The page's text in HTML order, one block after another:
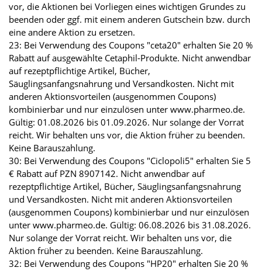
vor, die Aktionen bei Vorliegen eines wichtigen Grundes zu
beenden oder ggf. mit einem anderen Gutschein bzw. durch
eine andere Aktion zu ersetzen.
23: Bei Verwendung des Coupons "ceta20" erhalten Sie 20 %
Rabatt auf ausgewählte Cetaphil-Produkte. Nicht anwendbar
auf rezeptpflichtige Artikel, Bücher,
Säuglingsanfangsnahrung und Versandkosten. Nicht mit
anderen Aktionsvorteilen (ausgenommen Coupons)
kombinierbar und nur einzulösen unter www.pharmeo.de.
Gültig: 01.08.2026 bis 01.09.2026. Nur solange der Vorrat
reicht. Wir behalten uns vor, die Aktion früher zu beenden.
Keine Barauszahlung.
30: Bei Verwendung des Coupons "Ciclopoli5" erhalten Sie 5
€ Rabatt auf PZN 8907142. Nicht anwendbar auf
rezeptpflichtige Artikel, Bücher, Säuglingsanfangsnahrung
und Versandkosten. Nicht mit anderen Aktionsvorteilen
(ausgenommen Coupons) kombinierbar und nur einzulösen
unter www.pharmeo.de. Gültig: 06.08.2026 bis 31.08.2026.
Nur solange der Vorrat reicht. Wir behalten uns vor, die
Aktion früher zu beenden. Keine Barauszahlung.
32: Bei Verwendung des Coupons "HP20" erhalten Sie 20 %